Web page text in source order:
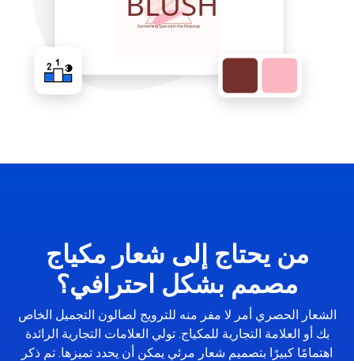
من يحتاج إلى شعار مكياج
مصمم بشكل احترافي؟
الشعار الحصري أمر لا مفر منه للترويج لصالون التجميل الخاص
بك أو العلامة التجارية للمكياج. تولي العلامات التجارية الرائدة
اهتمامًا كبيرًا بتصميم شعار مرئي يمكن أن يحدد تميزها. تم ذكر